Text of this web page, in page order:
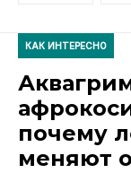
КАК ИНТЕРЕСНО
почему
меняют